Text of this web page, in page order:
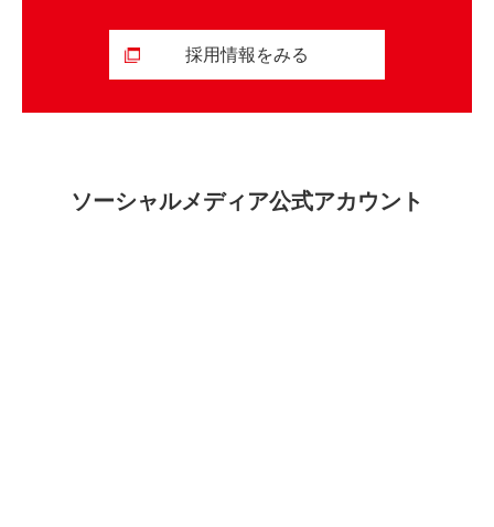
採用情報をみる
ソーシャルメディア公式アカウント